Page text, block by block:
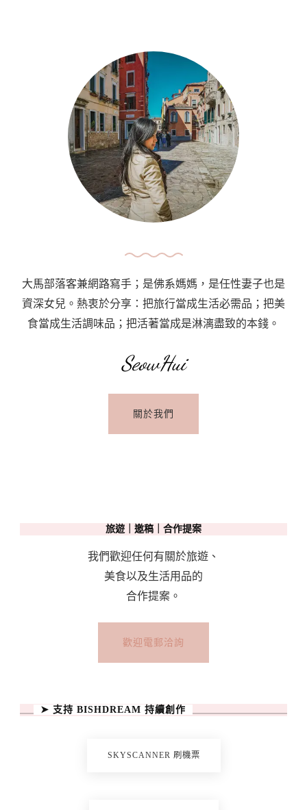
大馬部落客兼網路寫手；是佛系媽媽，是任性妻子也是
資深女兒。熱衷於分享：把旅行當成生活必需品；把美
食當成生活調味品；把活著當成是淋漓盡致的本錢。
SeowHui
關於我們
旅遊｜邀稿｜合作提案
我們歡迎任何有關於旅遊、
美食以及生活用品的
合作提案。
歡迎電郵洽詢
➤ 支持 BISHDREAM 持續創作
SKYSCANNER 刷機票